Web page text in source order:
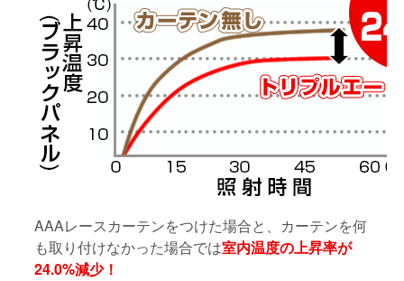
AAAレースカーテンをつけた場合と、カーテンを何
も取り付けなかった場合では室内温度の上昇率が
24.0%減少！